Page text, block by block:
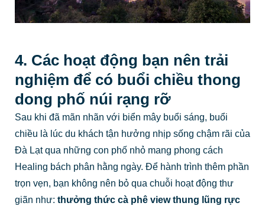
4. Các hoạt động bạn nên trải
nghiệm để có buổi chiều thong
dong phố núi rạng rỡ
Sau khi đã mãn nhãn với biển mây buổi sáng, buổi
chiều là lúc du khách tận hưởng nhịp sống chậm rãi của
Đà Lạt qua những con phố nhỏ mang phong cách
Healing bách phân hằng ngày. Để hành trình thêm phần
trọn vẹn, bạn không nên bỏ qua chuỗi hoạt động thư
giãn như: thưởng thức cà phê view thung lũng rực